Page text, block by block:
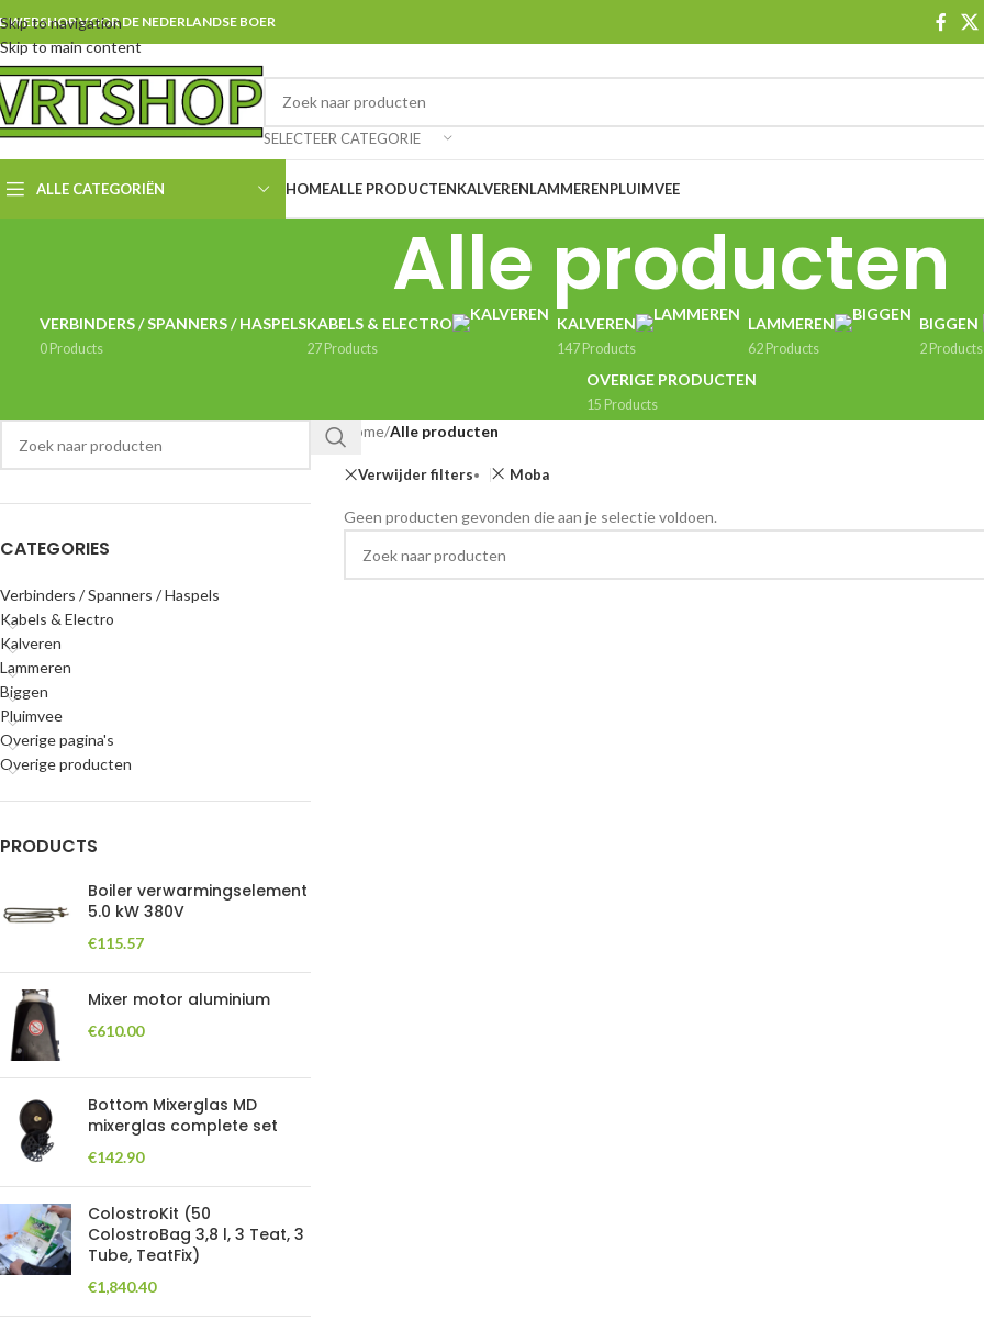
Skip to navigation
Skip to main content
WEBSHOP VOOR DE NEDERLANDSE BOER
SELECTEER CATEGORIE
ALLE CATEGORIËN HOMEALLE PRODUCTENKALVERENLAMMERENPLUIMVEE
Alle producten
VERBINDERS / SPANNERS / HASPELS
0 Products
KABELS & ELECTRO
27 Products
KALVEREN
147 Products
LAMMEREN
62 Products
BIGGEN
2 Products
OVERIGE PRODUCTEN
15 Products
CATEGORIES
Verbinders / Spanners / Haspels
Kabels & Electro
Kalveren
Lammeren
Biggen
Pluimvee
Overige pagina's
Overige producten
PRODUCTS
Boiler verwarmingselement
5.0 kW 380V
€115.57
Mixer motor aluminium
€610.00
Bottom Mixerglas MD
mixerglas complete set
€142.90
ColostroKit (50
ColostroBag 3,8 l, 3 Teat, 3
Tube, TeatFix)
€1,840.40
Home/Alle producten
Verwijder filters Moba
Geen producten gevonden die aan je selectie voldoen.